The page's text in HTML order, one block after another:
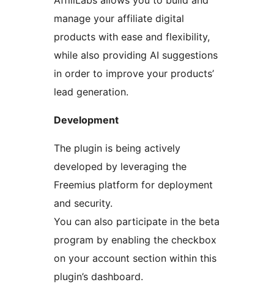
manage your affiliate digital
products with ease and flexibility,
while also providing AI suggestions
in order to improve your products’
lead generation.
Development
The plugin is being actively
developed by leveraging the
Freemius platform for deployment
and security.
You can also participate in the beta
program by enabling the checkbox
on your account section within this
plugin’s dashboard.